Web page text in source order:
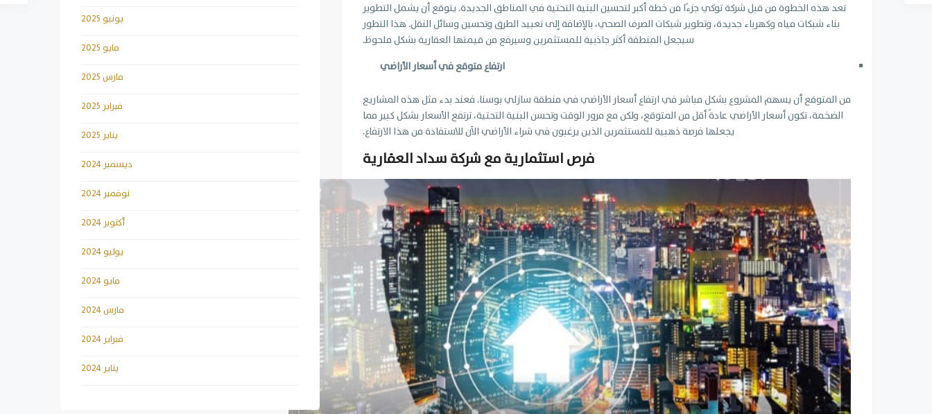
تعد هذه الخطوة من قبل شركة توكي جزءًا من خطة أكبر لتحسين البنية التحتية في المناطق الجديدة. يتوقع أن يشمل التطوير
بناء شبكات مياه وكهرباء جديدة، وتطوير شبكات الصرف الصحي، بالإضافة إلى تعبيد الطرق وتحسين وسائل النقل. هذا التطور
سيجعل المنطقة أكثر جاذبية للمستثمرين وسيرفع من قيمتها العقارية بشكل ملحوظ.
ارتفاع متوقع في أسعار الأراضي
من المتوقع أن يسهم المشروع بشكل مباشر في ارتفاع أسعار الأراضي في منطقة سازلي بوسنا. فعند بدء مثل هذه المشاريع
الضخمة، تكون أسعار الأراضي عادةً أقل من المتوقع، ولكن مع مرور الوقت وتحسن البنية التحتية، ترتفع الأسعار بشكل كبير مما
يجعلها فرصة ذهبية للمستثمرين الذين يرغبون في شراء الأراضي الآن للاستفادة من هذا الارتفاع.
فرص استثمارية مع شركة سداد العقارية
يونيو 2025
مايو 2025
مارس 2025
فبراير 2025
يناير 2025
ديسمبر 2024
نوفمبر 2024
أكتوبر 2024
يوليو 2024
مايو 2024
مارس 2024
فبراير 2024
يناير 2024